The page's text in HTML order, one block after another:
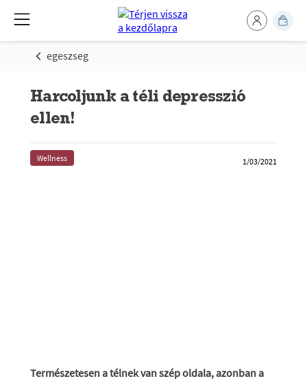
egeszseg
Harcoljunk a téli depresszió
ellen!
Wellness 1/03/2021
Természetesen a télnek van szép oldala, azonban a